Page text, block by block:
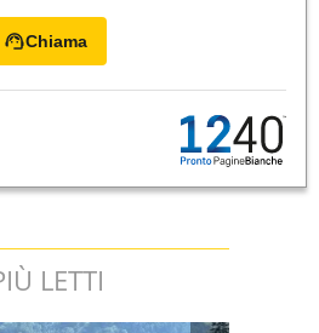
Chiama
LETTI